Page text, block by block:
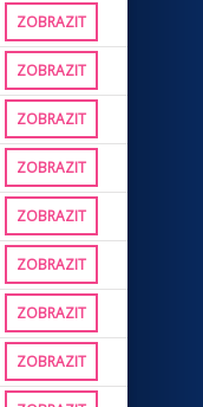
ZOBRAZIT
ZOBRAZIT
ZOBRAZIT
ZOBRAZIT
ZOBRAZIT
ZOBRAZIT
ZOBRAZIT
ZOBRAZIT